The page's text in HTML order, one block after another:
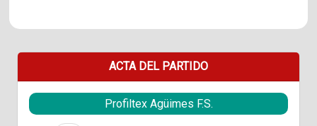
ACTA DEL PARTIDO
Profiltex Agüimes F.S.